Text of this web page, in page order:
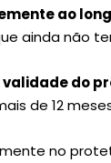
ao
ainda não
do
de 12
no